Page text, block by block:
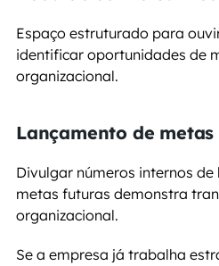
Espaço estruturado para
identificar oportunidades de
organizacional.
Lançamento de
Divulgar números internos
metas futuras demonstra
organizacional.
Se a empresa já trabalha